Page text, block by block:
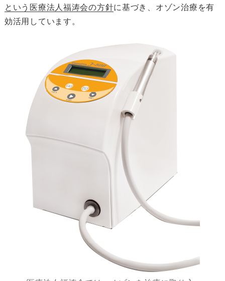
という医療法人福涛会の方針に基づき、オゾン治療を有
効活用しています。